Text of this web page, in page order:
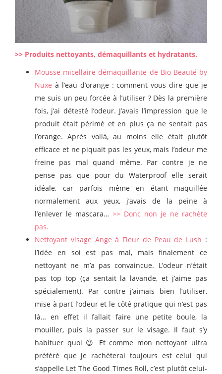
>> Produits nettoyants, démaquillants et hydratants.
Mousse micellaire démaquillante de Bio Beauté by
Nuxe à l’eau d’orange : comment vous dire que je
me suis un peu forcée à l’utiliser ? Dès la première
fois, j’ai détesté l’odeur. J’avais l’impression que le
produit était périmé et en plus ça ne sentait pas
l’orange. Après voilà, au moins elle était plutôt
efficace et ne piquait pas les yeux, mais l’odeur me
freine pas mal quand même. Par contre je ne
pense pas que pour du Waterproof elle serait
idéale, car parfois même en étant maquillée
normalement aux yeux, j’avais de la peine à
l’enlever le mascara… >> Donc non je ne rachète
pas.
Nettoyant visage Ange à Fleur de Peau de Lush :
l’idée en soi est pas mal, mais finalement ce
nettoyant ne m’a pas convaincue. L’odeur n’était
pas top top (ça sentait la lavande, et j’aime pas
spécialement). Par contre j’aimais bien l’utiliser,
mise à part l’odeur et le côté pratique qui n’est pas
là… en effet il fallait faire une petite boule, la
mouiller, puis la passer sur le visage. Il faut s’y
habituer quoi 😉 Et comme mon nettoyant ultra
préféré que je rachèterai toujours est celui qui
s’appelle Let The Good Times Roll, c’est plutôt celui-